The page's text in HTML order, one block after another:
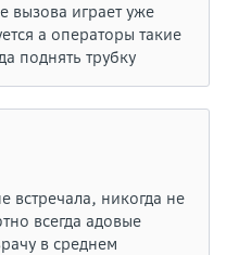
вызова играет уже
а операторы такие
поднять трубку
встречала, никогда не
всегда адовые
в среднем